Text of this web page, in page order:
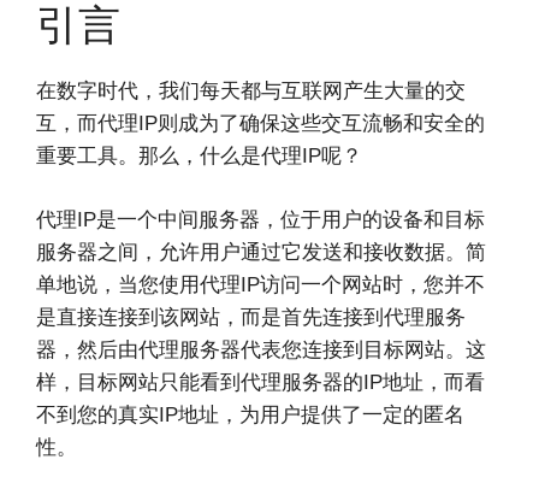
引言
在数字时代，我们每天都与互联网产生大量的交
互，而代理IP则成为了确保这些交互流畅和安全的
重要工具。那么，什么是代理IP呢？
代理IP是一个中间服务器，位于用户的设备和目标
服务器之间，允许用户通过它发送和接收数据。简
单地说，当您使用代理IP访问一个网站时，您并不
是直接连接到该网站，而是首先连接到代理服务
器，然后由代理服务器代表您连接到目标网站。这
样，目标网站只能看到代理服务器的IP地址，而看
不到您的真实IP地址，为用户提供了一定的匿名
性。